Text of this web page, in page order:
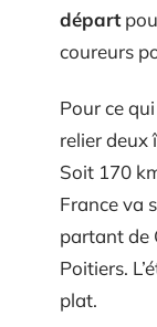
départ
coureurs
Pour ce
relier deux
Soit 170
France va
partant de
Poitiers.
plat.